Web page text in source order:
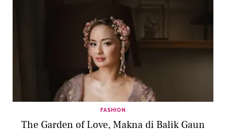
FASHION
The Garden of Love, Makna di Balik Gaun